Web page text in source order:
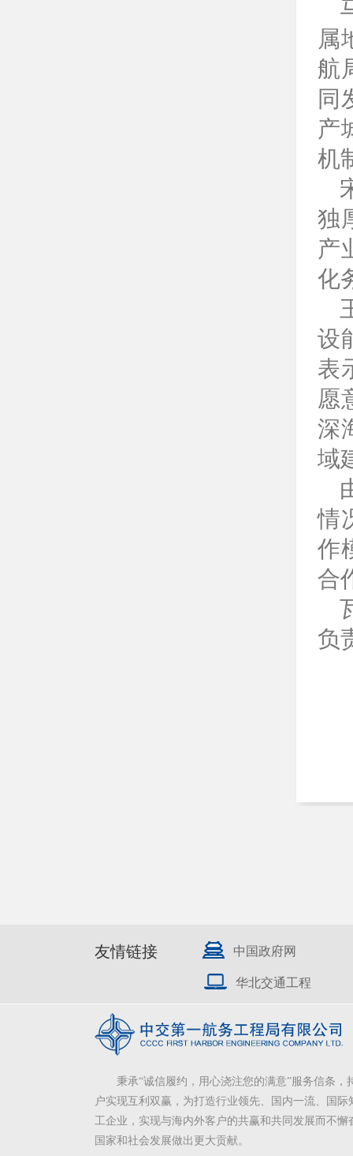
属
航
同
产
机
独
产
化
设
表
愿
深
域
情
作
合
负
友情链接 中国政府网
华北交通工程
秉承“诚信履约，用心浇注您的满意”服务信条，
户实现互利双赢，为打造行业领先、国内一流、国际
工企业，实现与海内外客户的共赢和共同发展而不懈
国家和社会发展做出更大贡献。